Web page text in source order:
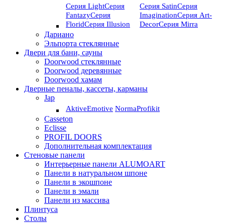
Серия LightСерия
FantazyСерия
FloridСерия Illusion
Серия SatinСерия
ImaginationСерия Art-
DeсorСерия Mirra
Дариано
Эльпорта стеклянные
Двери для бани, сауны
Doorwood стеклянные
Doorwood деревянные
Doorwood хамам
Дверные пеналы, кассеты, карманы
Jap
AktiveEmotive NormaProfikit
Casseton
Eclisse
PROFIL DOORS
Дополнительная комплектация
Стеновые панели
Интерьерные панели ALUMOART
Панели в натуральном шпоне
Панели в экошпоне
Панели в эмали
Панели из массива
Плинтуса
Столы